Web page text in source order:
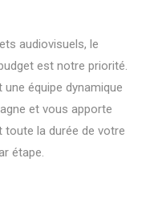
audiovisuels, le
est notre priorité.
équipe dynamique
et vous apporte
la durée de votre
étape.